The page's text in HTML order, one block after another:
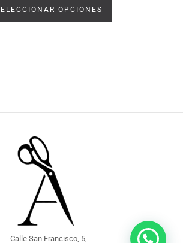
OPCIONES
Calle San Francisco, 5,